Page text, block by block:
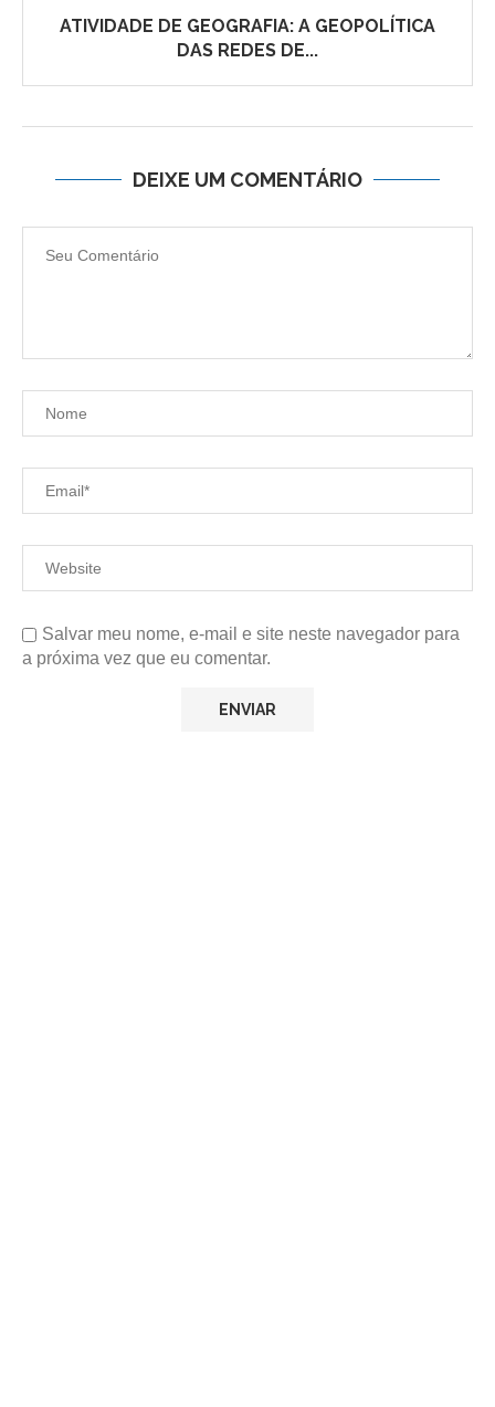
ATIVIDADE DE GEOGRAFIA: A GEOPOLÍTICA
DAS REDES DE...
DEIXE UM COMENTÁRIO
Salvar meu nome, e-mail e site neste navegador para
a próxima vez que eu comentar.